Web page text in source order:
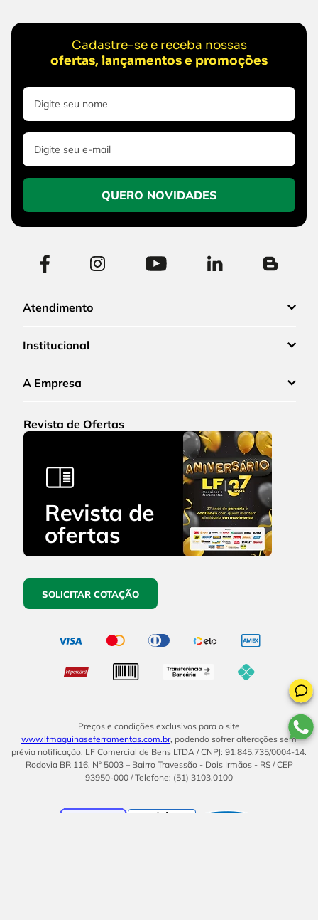
Cadastre-se e receba nossas
ofertas, lançamentos e promoções
QUERO NOVIDADES
Atendimento
Institucional
A Empresa
Revista de Ofertas
SOLICITAR COTAÇÃO
Preços e condições exclusivos para o site
www.lfmaquinaseferramentas.com.br, podendo sofrer alterações sem
prévia notificação. LF Comercial de Bens LTDA / CNPJ: 91.845.735/0004-14.
Rodovia BR 116, Nº 5003 – Bairro Travessão - Dois Irmãos - RS / CEP
93950-000 / Telefone: (51) 3103.0100